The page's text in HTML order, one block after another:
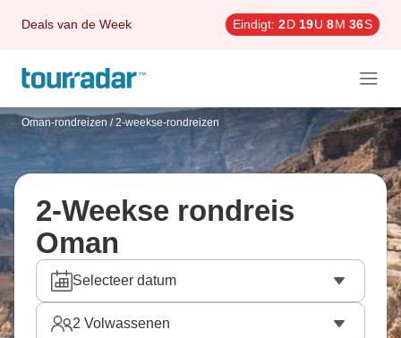
Deals van de Week Eindigt: 2D 19U 8M 36S
Oman-rondreizen / 2-weekse-rondreizen
2-Weekse rondreis
Oman
Selecteer datum
2 Volwassenen